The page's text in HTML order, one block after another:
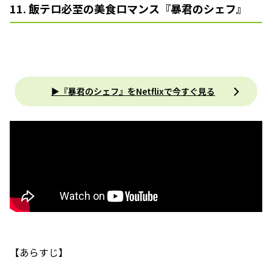
11. 飯テロ必至の美食ロマンス『暴君のシェフ』
▶︎『暴君のシェフ』をNetflixで今すぐ見る
【あらすじ】